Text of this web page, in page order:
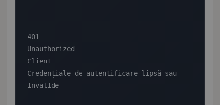
401
Unauthorized
Client
Credențiale de autentificare lipsă sau
invalide